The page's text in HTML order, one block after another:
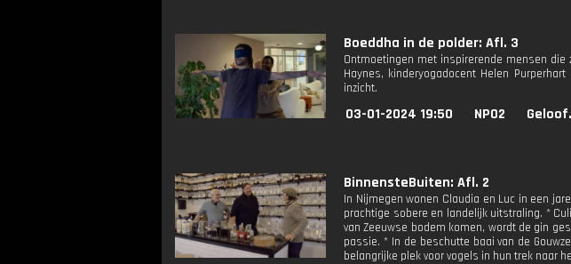
Boeddha in de polder: Afl. 3
Ontmoetingen met inspirerende mensen
Haynes, kinderyogadocent Helen
inzicht.
03-01-2024 19:50 NPO2
BinnensteBuiten: Afl. 2
In Nijmegen wonen Claudia en Luc in een
prachtige sobere en landelijk uitstraling. *
van Zeeuwse bodem komen, wordt de gin
passie. * In de beschutte baai van de
belangrijke plek voor vogels in hun trek naar